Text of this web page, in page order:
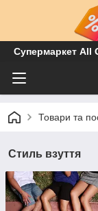
Супермаркет All
Товари та
Стиль взуття